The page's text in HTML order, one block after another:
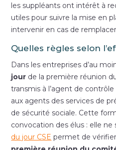
les suppléants ont intérêt à
utiles pour suivre la mise en
intervenir en cas de
Quelles règles selon
Dans les entreprises d’au
jour de la première réunion
transmis à l’agent de
aux agents des services de
de sécurité sociale. Cette
convocation des élus : elle ne
du jour CSE permet de